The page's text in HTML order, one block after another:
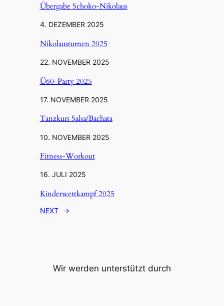
Übergabe Schoko-Nikolaus
4. DEZEMBER 2025
Nikolausturnen 2025
22. NOVEMBER 2025
Ü60-Party 2025
17. NOVEMBER 2025
Tanzkurs Salsa/Bachata
10. NOVEMBER 2025
Fitness-Workout
16. JULI 2025
Kinderwettkampf 2025
NEXT →
Wir werden unterstützt durch